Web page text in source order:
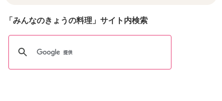
「みんなのきょうの料理」サイト内検索